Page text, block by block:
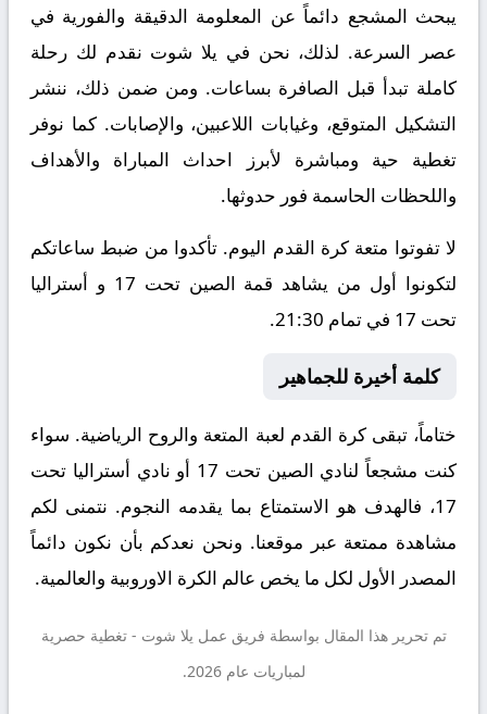
يبحث المشجع دائماً عن المعلومة الدقيقة والفورية في
عصر السرعة. لذلك، نحن في يلا شوت نقدم لك رحلة
كاملة تبدأ قبل الصافرة بساعات. ومن ضمن ذلك، ننشر
التشكيل المتوقع، وغيابات اللاعبين، والإصابات. كما نوفر
تغطية حية ومباشرة لأبرز احداث المباراة والأهداف
واللحظات الحاسمة فور حدوثها.
لا تفوتوا متعة كرة القدم اليوم. تأكدوا من ضبط ساعاتكم
لتكونوا أول من يشاهد قمة الصين تحت 17 و أستراليا
تحت 17 في تمام 21:30.
كلمة أخيرة للجماهير
ختاماً، تبقى كرة القدم لعبة المتعة والروح الرياضية. سواء
كنت مشجعاً لنادي الصين تحت 17 أو نادي أستراليا تحت
17، فالهدف هو الاستمتاع بما يقدمه النجوم. نتمنى لكم
مشاهدة ممتعة عبر موقعنا. ونحن نعدكم بأن نكون دائماً
المصدر الأول لكل ما يخص عالم الكرة الاوروبية والعالمية.
تم تحرير هذا المقال بواسطة فريق عمل يلا شوت - تغطية حصرية
لمباريات عام 2026.